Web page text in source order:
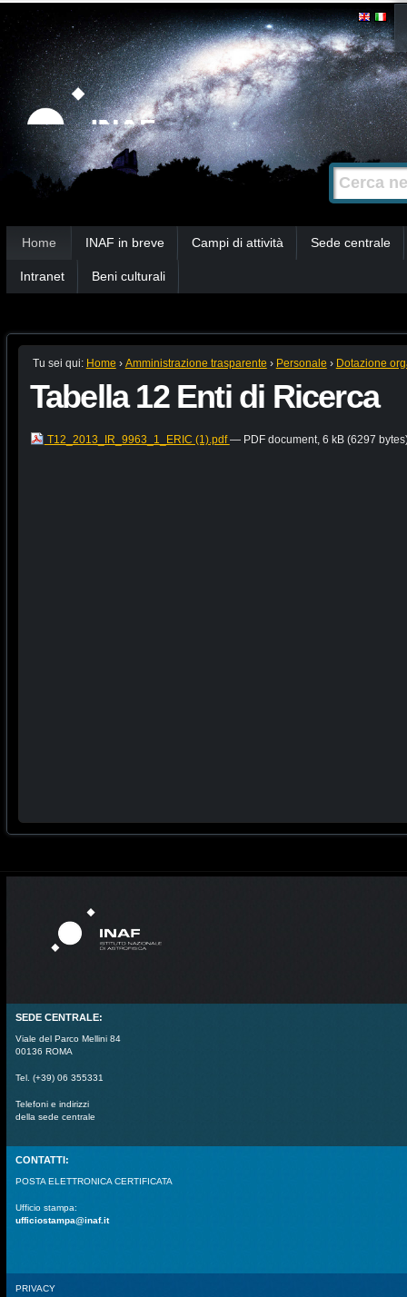
Strumenti
personali
Salta
contenuti.
|
Salta
alla
navigazione
Cerca nel
Ricerca
avanzata…
Home INAF in breve Campi di attività Sede centrale
Intranet Beni culturali
Tu sei qui: Home › Amministrazione trasparente › Personale › Dotazione
Tabella 12 Enti di Ricerca
T12_2013_IR_9963_1_ERIC (1).pdf— PDF document, 6 kB (6297
SEDE CENTRALE:
Viale del Parco Mellini 84
00136 ROMA
Tel. (+39) 06 355331
Telefoni e indirizzi
della sede centrale
CONTATTI:
POSTA ELETTRONICA CERTIFICATA
Ufficio stampa:
ufficiostampa@inaf.it
PRIVACY